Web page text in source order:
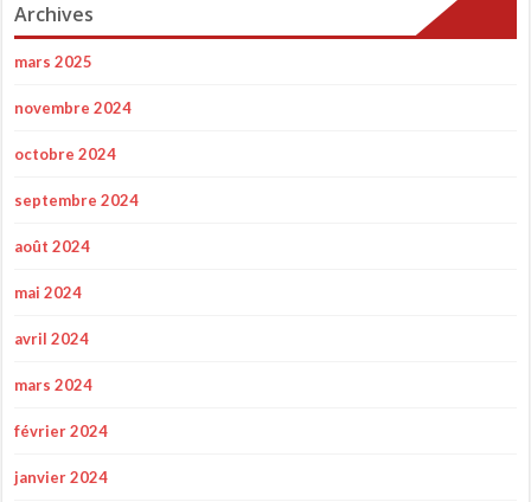
Archives
mars 2025
novembre 2024
octobre 2024
septembre 2024
août 2024
mai 2024
avril 2024
mars 2024
février 2024
janvier 2024